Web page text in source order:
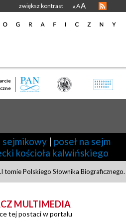
zwiększ kontrast A AA
sejmikowy | poseł na sejm
kościoła kalwińskiego
Polskiego Słownika Biograficznego.
MULTIMEDIA
tej postaci w portalu